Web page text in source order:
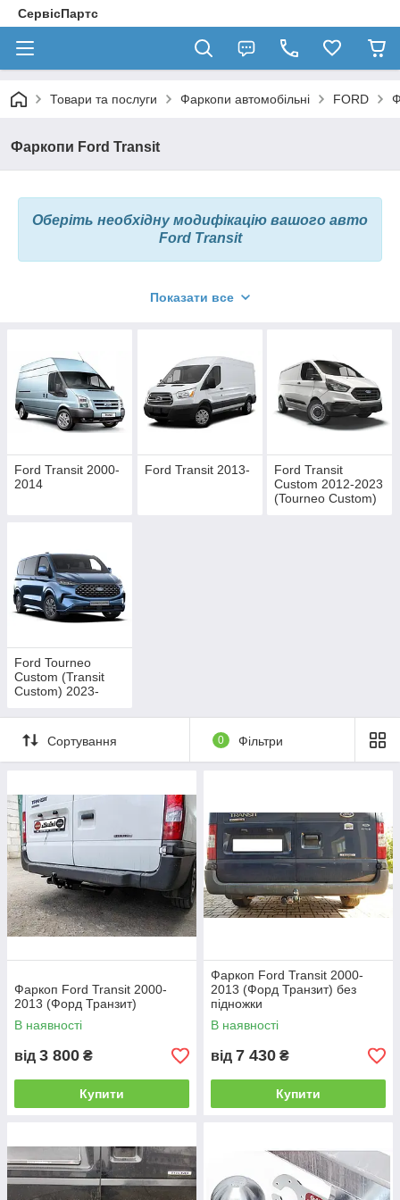
СервісПартс
Товари та послуги Фаркопи автомобільні FORD
Фаркопи Ford Transit
Оберіть необхідну модифікацію вашого авто
Ford Transit
В даному розділі можна підібрати найбільш
Ми готові запропонувати фаркопи вітчизняного виробництва,
а також ТСУ всесвітньовідомих брендів Hakpol, Auto-Hak,
Galia, Bosal,Thule (Brink), Steinhof,Umbra Rimorchiта ін.
в залежності від типу фаркопа.
Найбільш популярні - це звичайні умовно-
знімні, де гак монтується на двох болтах.
Такі фаркопи мають доступну ціну і самі
високі технічні показники.
Більш зручними у використанні є фаркопи зі
швидкознімним механізмом.
1.Горизонтальний автомат на ручці
Показати все
Ford Transit 2000-
2014
Ford Transit 2013-
Ford Transit
Custom 2012-2023
(Tourneo Custom)
Ford Tourneo
Custom (Transit
Custom) 2023-
Сортування 0 Фільтри
Фаркоп Ford Transit 2000-
2013 (Форд Транзит)
В наявності
від 3 800 ₴
Купити
Фаркоп Ford Transit 2000-
2013 (Форд Транзит) без
підножки
В наявності
від 7 430 ₴
Купити